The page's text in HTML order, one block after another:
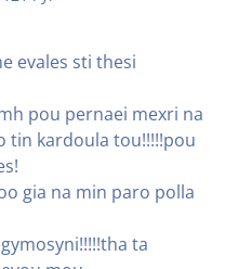
evales sti thesi
pou pernaei mexri na
tin kardoula tou!!!!!pou
gia na min paro polla
ta